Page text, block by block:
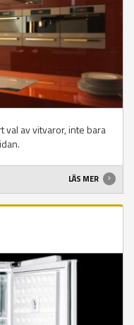
val av vitvaror, inte bara
LÄS MER